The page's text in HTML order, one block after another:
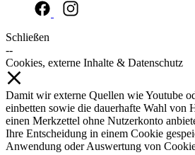
Schließen
--
Cookies, externe Inhalte & Datenschutz
Damit wir externe Quellen wie Youtube
einbetten sowie die dauerhafte Wahl von
einen Merkzettel ohne Nutzerkonto
Ihre Entscheidung in einem Cookie
Anwendung oder Auswertung von